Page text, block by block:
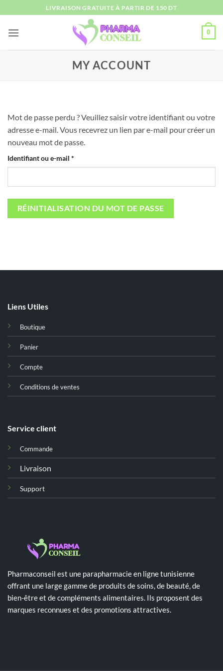
au
contenu
LIVRAISON GRATUITE À PARTIR DE 150 DT
0
MY ACCOUNT
Mot de passe perdu ? Veuillez saisir votre identifiant ou votre
adresse e-mail. Vous recevrez un lien par e-mail pour créer un
nouveau mot de passe.
Identifiant ou e-mail *
RÉINITIALISATION DU MOT DE PASSE
Liens Utiles
Boutique
Panier
Compte
Conditions de ventes
Service client
Commande
Livraison
Support
Pharmaconseil est une parapharmacie en ligne tunisienne
offrant une large gamme de produits de soins, de beauté, de
bien-être et de compléments alimentaires. Ils proposent des
marques reconnues et des promotions attractives.